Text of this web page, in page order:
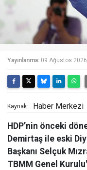
Yayınlanma: 09 Ağustos
Kaynak: Haber Merkezi
HDP’nin önceki
Demirtaş ile eski
Başkanı Selçuk
TBMM Genel